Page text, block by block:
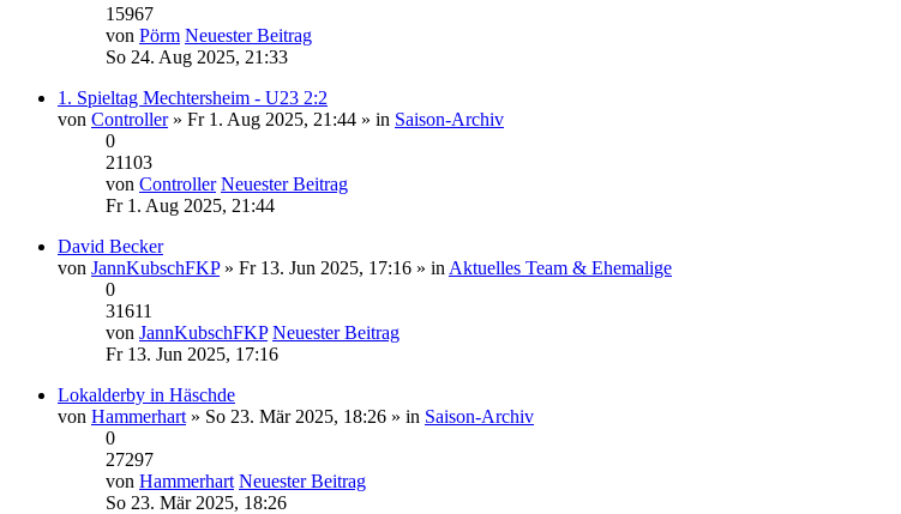
15967
von Pörm Neuester Beitrag
So 24. Aug 2025, 21:33
1. Spieltag Mechtersheim - U23 2:2
von Controller» Fr 1. Aug 2025, 21:44 » in Saison-Archiv
0
21103
von Controller Neuester Beitrag
Fr 1. Aug 2025, 21:44
David Becker
von JannKubschFKP» Fr 13. Jun 2025, 17:16 » in Aktuelles Team & Ehemalige
0
31611
von JannKubschFKP Neuester Beitrag
Fr 13. Jun 2025, 17:16
Lokalderby in Häschde
von Hammerhart » So 23. Mär 2025, 18:26 » in Saison-Archiv
0
27297
von Hammerhart Neuester Beitrag
So 23. Mär 2025, 18:26